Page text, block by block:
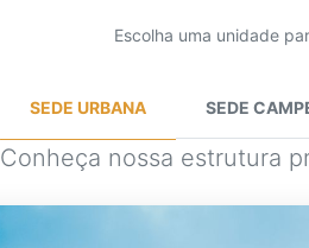
Escolha uma unidade
SEDE URBANA SEDE
Conheça nossa estrutura